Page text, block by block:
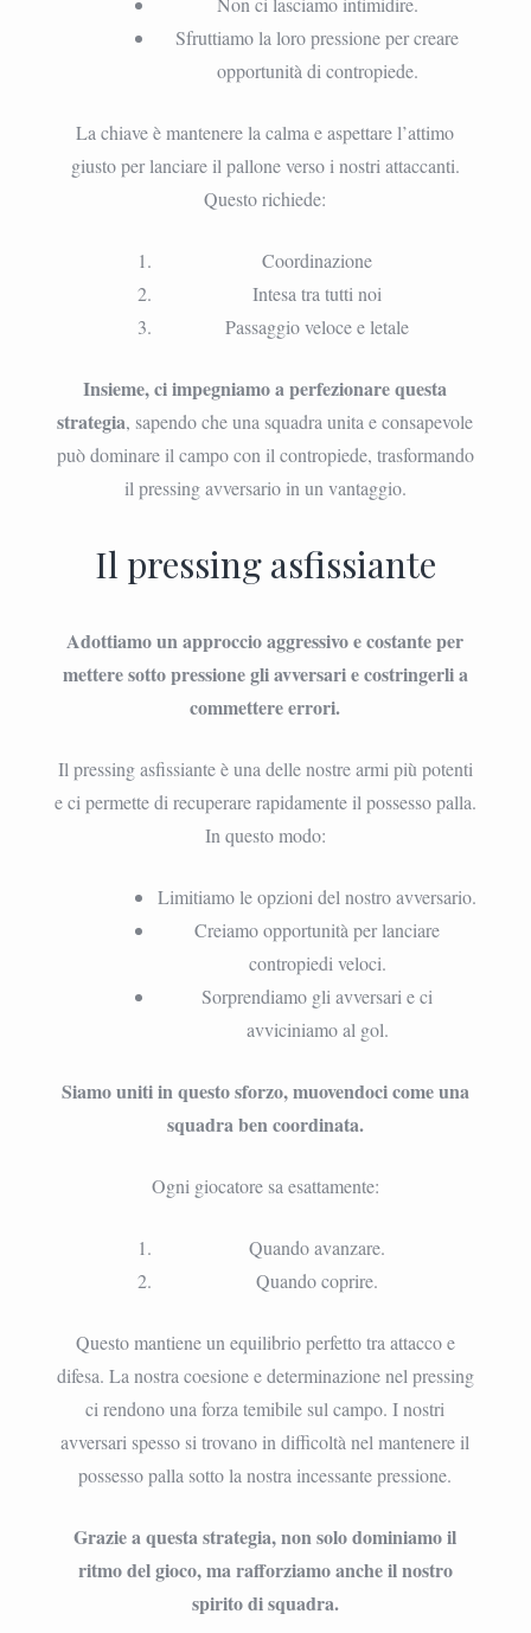
Sfruttiamo la loro pressione per creare
opportunità di contropiede.
La chiave è mantenere la calma e aspettare l’attimo
giusto per lanciare il pallone verso i nostri attaccanti.
Questo richiede:
Coordinazione
Intesa tra tutti noi
Passaggio veloce e letale
Insieme, ci impegniamo a perfezionare questa
strategia, sapendo che una squadra unita e consapevole
può dominare il campo con il contropiede, trasformando
il pressing avversario in un vantaggio.
Il pressing asfissiante
Adottiamo un approccio aggressivo e costante per
mettere sotto pressione gli avversari e costringerli a
commettere errori.
Il pressing asfissiante è una delle nostre armi più potenti
e ci permette di recuperare rapidamente il possesso palla.
In questo modo:
Limitiamo le opzioni del nostro avversario.
Creiamo opportunità per lanciare
contropiedi veloci.
Sorprendiamo gli avversari e ci
avviciniamo al gol.
Siamo uniti in questo sforzo, muovendoci come una
squadra ben coordinata.
Ogni giocatore sa esattamente:
Quando avanzare.
Quando coprire.
Questo mantiene un equilibrio perfetto tra attacco e
difesa. La nostra coesione e determinazione nel pressing
ci rendono una forza temibile sul campo. I nostri
avversari spesso si trovano in difficoltà nel mantenere il
possesso palla sotto la nostra incessante pressione.
Grazie a questa strategia, non solo dominiamo il
ritmo del gioco, ma rafforziamo anche il nostro
spirito di squadra.